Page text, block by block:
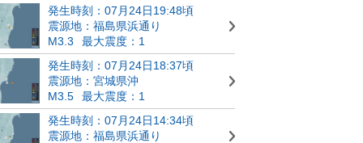
発生時刻：07月24日19:48頃
震源地：福島県浜通り
M3.3
最大震度：1
発生時刻：07月24日18:37頃
震源地：宮城県沖
M3.5
最大震度：1
発生時刻：07月24日14:34頃
震源地：福島県浜通り